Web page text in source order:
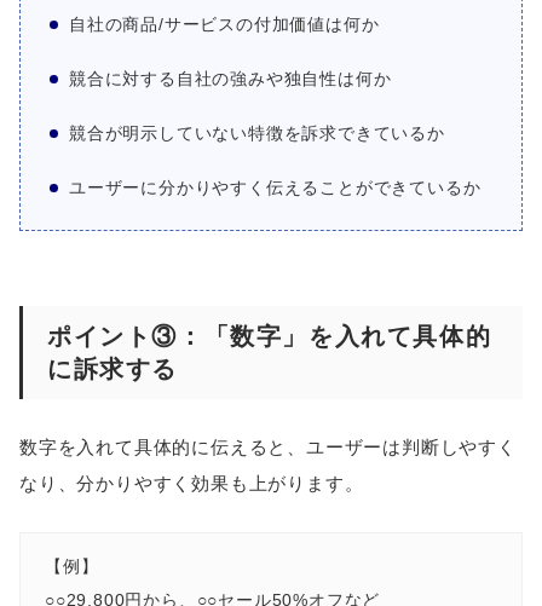
自社の商品/サービスの付加価値は何か
競合に対する自社の強みや独自性は何か
競合が明示していない特徴を訴求できているか
ユーザーに分かりやすく伝えることができているか
ポイント③：「数字」を入れて具体的
に訴求する
数字を入れて具体的に伝えると、ユーザーは判断しやすく
なり、分かりやすく効果も上がります。
【例】
○○29,800円から、○○セール50%オフなど